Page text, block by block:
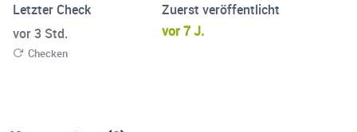
besseres Verständnis für die Hundeerziehung haben und
so gemeinsam mit ihrem Hund zu einem tollen Hund-
Mensch-Team zusammen wachen. Wir wünschen euch
Letzter Check
vor 3 Std.
Checken
Zuerst veröffentlicht
vor 7 J.